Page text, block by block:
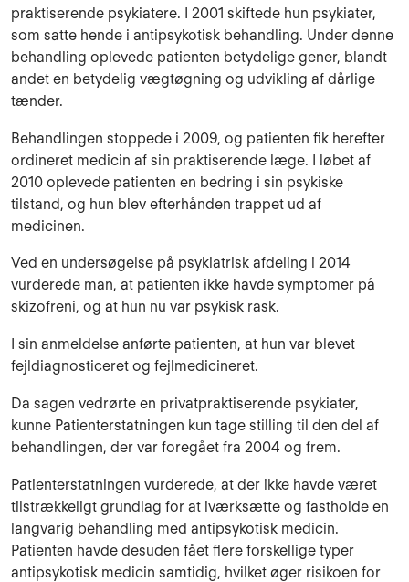
praktiserende psykiatere. I 2001 skiftede hun psykiater,
som satte hende i antipsykotisk behandling. Under denne
behandling oplevede patienten betydelige gener, blandt
andet en betydelig vægtøgning og udvikling af dårlige
tænder.
Behandlingen stoppede i 2009, og patienten fik herefter
ordineret medicin af sin praktiserende læge. I løbet af
2010 oplevede patienten en bedring i sin psykiske
tilstand, og hun blev efterhånden trappet ud af
medicinen.
Ved en undersøgelse på psykiatrisk afdeling i 2014
vurderede man, at patienten ikke havde symptomer på
skizofreni, og at hun nu var psykisk rask.
I sin anmeldelse anførte patienten, at hun var blevet
fejldiagnosticeret og fejlmedicineret.
Da sagen vedrørte en privatpraktiserende psykiater,
kunne Patienterstatningen kun tage stilling til den del af
behandlingen, der var foregået fra 2004 og frem.
Patienterstatningen vurderede, at der ikke havde været
tilstrækkeligt grundlag for at iværksætte og fastholde en
langvarig behandling med antipsykotisk medicin.
Patienten havde desuden fået flere forskellige typer
antipsykotisk medicin samtidig, hvilket øger risikoen for